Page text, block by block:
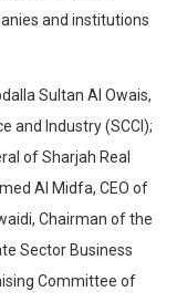
and institutions
Sultan Al Owais,
and Industry (SCCI);
of Sharjah Real
Al Midfa, CEO of
Chairman of the
Sector Business
Committee of